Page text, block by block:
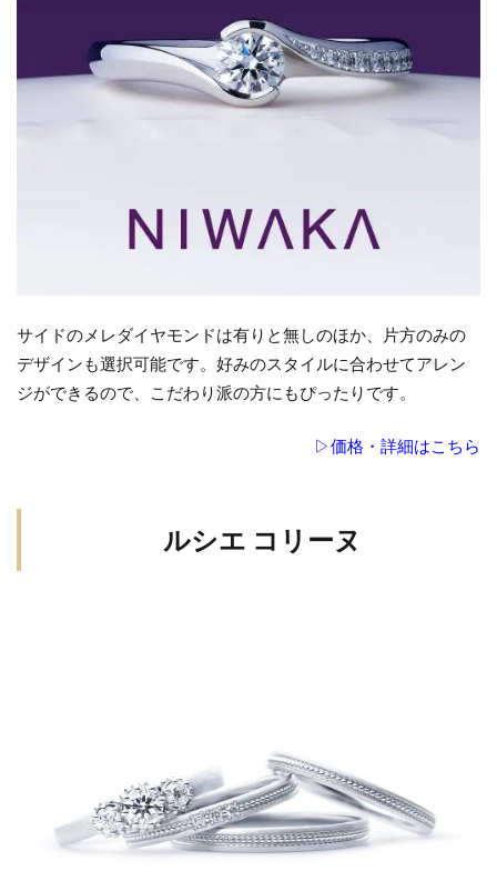
サイドのメレダイヤモンドは有りと無しのほか、片方のみの
デザインも選択可能です。好みのスタイルに合わせてアレン
ジができるので、こだわり派の方にもぴったりです。
▷価格・詳細はこちら
ルシエ コリーヌ